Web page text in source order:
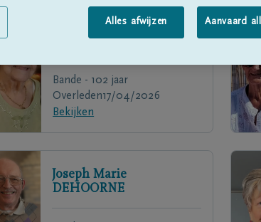
CARLIER
Bande - 102 jaar
Overleden17/04/2026
Bekijken
Joseph Marie
DEHOORNE
Alles afwijzen Aanvaard